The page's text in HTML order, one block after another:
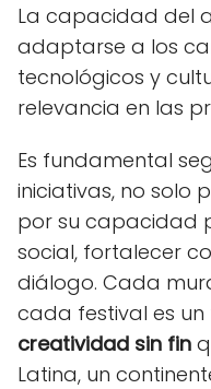
La capacidad del
adaptarse a los
tecnológicos y
relevancia en las
Es fundamental
iniciativas, no solo
por su capacidad
social, fortalecer
diálogo. Cada
cada festival es un
creatividad sin fin
Latina, un